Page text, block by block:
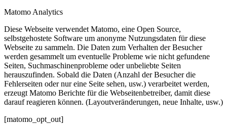
Matomo Analytics
Diese Webseite verwendet Matomo, eine Open Source,
selbstgehostete Software um anonyme Nutzungsdaten für diese
Webseite zu sammeln. Die Daten zum Verhalten der Besucher
werden gesammelt um eventuelle Probleme wie nicht gefundene
Seiten, Suchmaschinenprobleme oder unbeliebte Seiten
herauszufinden. Sobald die Daten (Anzahl der Besucher die
Fehlerseiten oder nur eine Seite sehen, usw.) verarbeitet werden,
erzeugt Matomo Berichte für die Webseitenbetreiber, damit diese
darauf reagieren können. (Layoutveränderungen, neue Inhalte, usw.)
[matomo_opt_out]